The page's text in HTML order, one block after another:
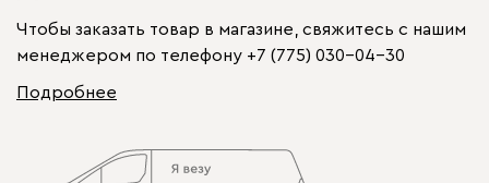
Чтобы заказать товар в магазине, свяжитесь с нашим
менеджером по телефону +7 (775) 030-04-30
Подробнее